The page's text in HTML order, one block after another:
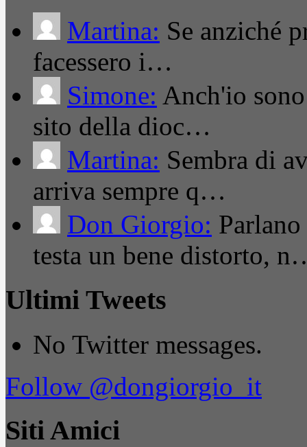
Martina: Se anziché
facessero i…
Simone: Anch'io
sito della dioc…
Martina: Sembra di
arriva sempre q…
Don Giorgio:
testa un bene distorto,
Ultimi Tweets
No Twitter messages.
Follow @dongiorgio_it
Siti Amici